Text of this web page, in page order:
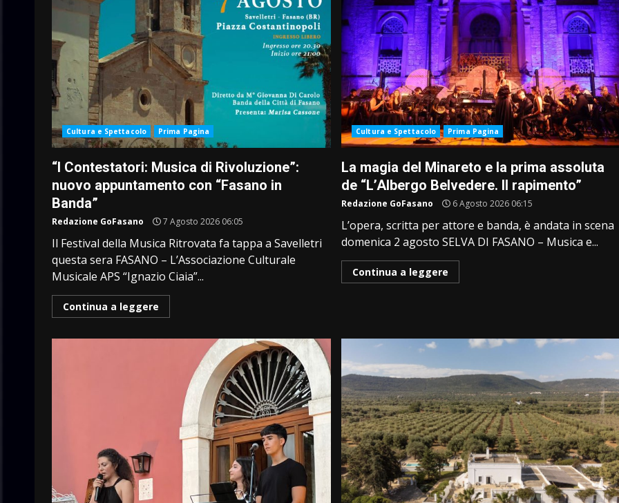
Cultura e Spettacolo Prima Pagina
“I Contestatori: Musica di Rivoluzione”:
nuovo appuntamento con “Fasano in
Banda”
Redazione GoFasano 7 Agosto 2026 06:05
Il Festival della Musica Ritrovata fa tappa a Savelletri
questa sera FASANO – L’Associazione Culturale
Musicale APS “Ignazio Ciaia”...
Continua a leggere
Cultura e Spettacolo Prima Pagina
La magia del Minareto e la prima assoluta
de “L’Albergo Belvedere. Il rapimento”
Redazione GoFasano 6 Agosto 2026 06:15
L’opera, scritta per attore e banda, è andata in scena
domenica 2 agosto SELVA DI FASANO – Musica e...
Continua a leggere